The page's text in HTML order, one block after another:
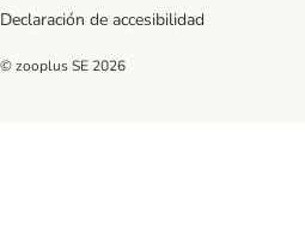
Declaración de accesibilidad
© zooplus SE 2026